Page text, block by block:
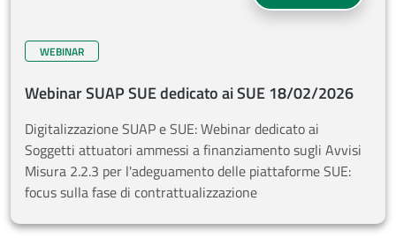
WEBINAR
Webinar SUAP SUE dedicato ai SUE 18/02/2026
Digitalizzazione SUAP e SUE: Webinar dedicato ai
Soggetti attuatori ammessi a finanziamento sugli Avvisi
Misura 2.2.3 per l'adeguamento delle piattaforme SUE:
focus sulla fase di contrattualizzazione